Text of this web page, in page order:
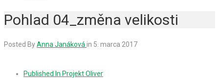
Pohlad 04_změna velikosti
Posted ByAnna Janáková in 5. marca 2017
Published In Projekt Oliver